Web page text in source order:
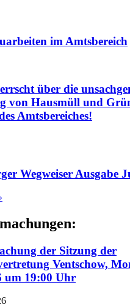
im Amtsbereich
über die
von Hausmüll und
Amtsbereiches!
Wegweiser Ausgabe
der Sitzung der
Ventschow,
um 19:00 Uhr